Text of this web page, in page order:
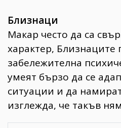
Близнаци
Макар често да са
характер, Близнаците
забележителна
умеят бързо да се
ситуации и да
изглежда, че такъв